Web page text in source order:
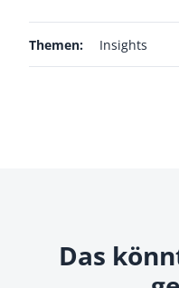
Themen: Insights
Das